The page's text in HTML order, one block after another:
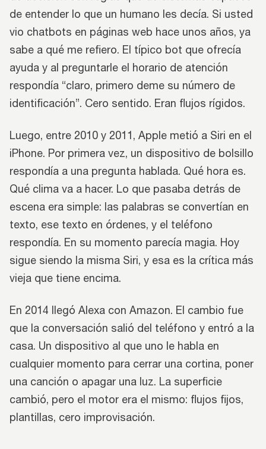
de entender lo que un humano les decía. Si usted
vio chatbots en páginas web hace unos años, ya
sabe a qué me refiero. El típico bot que ofrecía
ayuda y al preguntarle el horario de atención
respondía “claro, primero deme su número de
identificación”. Cero sentido. Eran flujos rígidos.
Luego, entre 2010 y 2011, Apple metió a Siri en el
iPhone. Por primera vez, un dispositivo de bolsillo
respondía a una pregunta hablada. Qué hora es.
Qué clima va a hacer. Lo que pasaba detrás de
escena era simple: las palabras se convertían en
texto, ese texto en órdenes, y el teléfono
respondía. En su momento parecía magia. Hoy
sigue siendo la misma Siri, y esa es la crítica más
vieja que tiene encima.
En 2014 llegó Alexa con Amazon. El cambio fue
que la conversación salió del teléfono y entró a la
casa. Un dispositivo al que uno le habla en
cualquier momento para cerrar una cortina, poner
una canción o apagar una luz. La superficie
cambió, pero el motor era el mismo: flujos fijos,
plantillas, cero improvisación.